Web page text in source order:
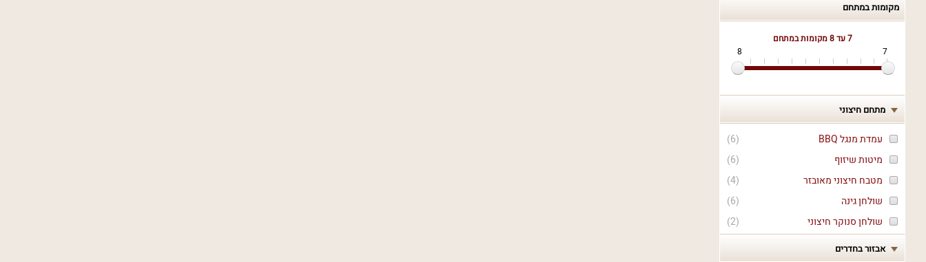
מקומות במתחם
7 עד 8
מקומות במתחם
7
8
מתחם חיצוני
(
6
)
עמדת מנגל BBQ
(
6
)
מיטות שיזוף
(
4
)
מטבח חיצוני מאובזר
(
6
)
שולחן גינה
(
2
) שולחן סנוקר חיצוני
אבזור בחדרים